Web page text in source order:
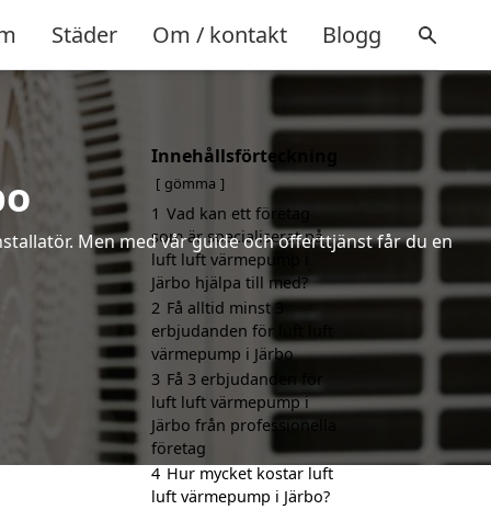
Städer Om / kontakt Blogg
Men med vår guide och offerttjänst får du en
Innehållsförteckning
gömma
1 Vad kan ett företag
som är specialiserat på
luft luft värmepump i
Järbo hjälpa till med?
2 Få alltid minst 3
erbjudanden för luft luft
värmepump i Järbo
3 Få 3 erbjudanden för
luft luft värmepump i
Järbo från professionella
företag
4 Hur mycket kostar luft
luft värmepump i Järbo?